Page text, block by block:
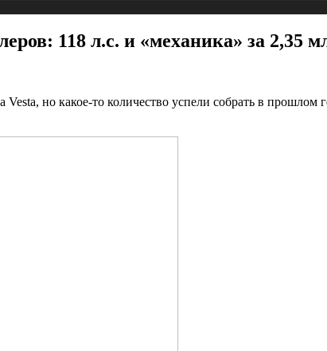
118 л.с. и «механика» за 2,35
но какое-то количество успели собрать в